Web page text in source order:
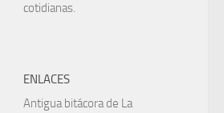
cotidianas.
ENLACES
Antigua bitácora de La